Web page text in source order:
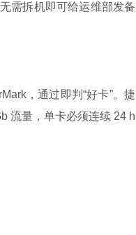
需拆机即可给运维部发备
，通过即判“好卡”。捷
流量，单卡必须连续 24 h